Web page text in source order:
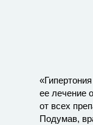
ее лечение
от всех
Подумав,